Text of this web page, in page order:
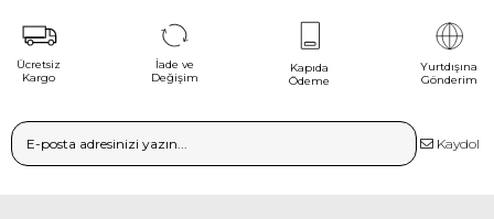
Ücretsiz
Kargo
İade ve
Değişim
Kapıda
Ödeme
Yurtdışına
Gönderim
Kaydol